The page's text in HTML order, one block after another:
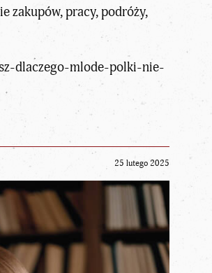
zakupów, pracy, podróży,
dlaczego-mlode-polki-nie-
25 lutego 2025